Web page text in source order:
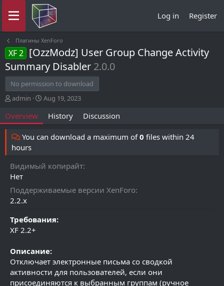
Log in Register
Плагины XenForo
XF 2 [OzzModz] User Group Change Activity
Summary Disabler 2.0.0
No permission to download
A
t
h
o
r
admin
C
t
d
t
Aug 19, 2023
Overview History Discussion
You can download a maximum of0 files within 24
hours
Видимый копирайт
Нет
Поддерживаемые версии XenForo
2.2.x
Требования:
XF 2.2+
Описание:
Отключает электронные письма со сводкой
активности для пользователей, если они
присоединяются к выбранным группам (ручное